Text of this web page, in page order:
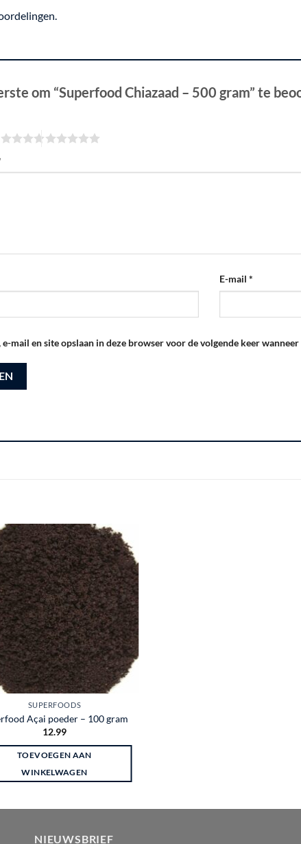
om “Superfood Chiazaad – 500 gram” te
E-mail *
mail en site opslaan in deze browser voor de volgende keer
Toevoegen
aan
wenslijst
SUPERFOODS
Açai poeder – 100 gram
12.99
TOEVOEGEN AAN
WINKELWAGEN
NIEUWSBRIEF